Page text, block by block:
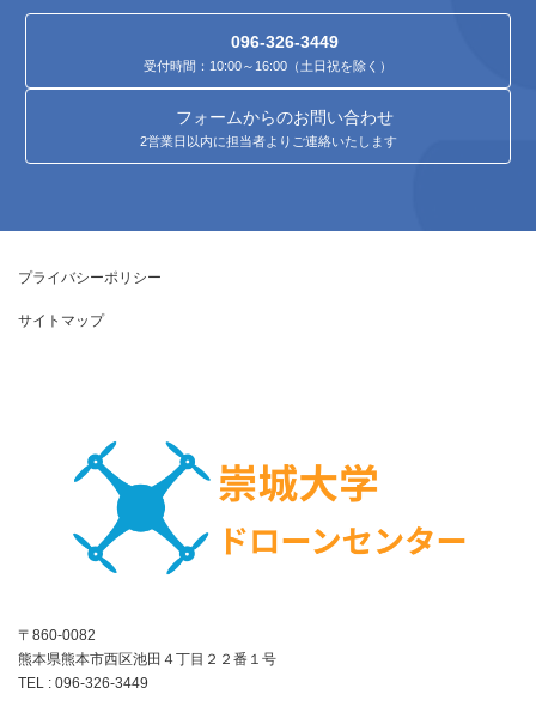
096-326-3449
受付時間：10:00～16:00（土日祝を除く）
フォームからのお問い合わせ
2営業日以内に担当者よりご連絡いたします
プライバシーポリシー
サイトマップ
〒860-0082
熊本県熊本市西区池田４丁目２２番１号
TEL : 096-326-3449